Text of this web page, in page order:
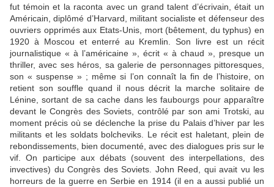
fut témoin et la raconta avec un grand talent d’écrivain, était un
Américain, diplômé d’Harvard, militant socialiste et défenseur des
ouvriers opprimés aux Etats-Unis, mort (bêtement, du typhus) en
1920 à Moscou et enterré au Kremlin. Son livre est un récit
journalistique « à l’américaine », écrit « à chaud », presque un
thriller, avec ses héros, sa galerie de personnages pittoresques,
son « suspense » ; même si l’on connaît la fin de l’histoire, on
retient son souffle quand il nous décrit la marche solitaire de
Lénine, sortant de sa cache dans les faubourgs pour apparaître
devant le Congrès des Soviets, contrôlé par son ami Trotski, au
moment précis où se déclenche la prise du Palais d’hiver par les
militants et les soldats bolcheviks. Le récit est haletant, plein de
rebondissements, bien documenté, avec des dialogues pris sur le
vif. On participe aux débats (souvent des interpellations, des
invectives) du Congrès des Soviets. John Reed, qui avait vu les
horreurs de la guerre en Serbie en 1914 (il en a aussi publié un